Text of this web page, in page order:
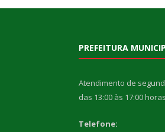
PREFEITURA
Atendimento de
das 13:00 às 17:00 horas
Telefone: